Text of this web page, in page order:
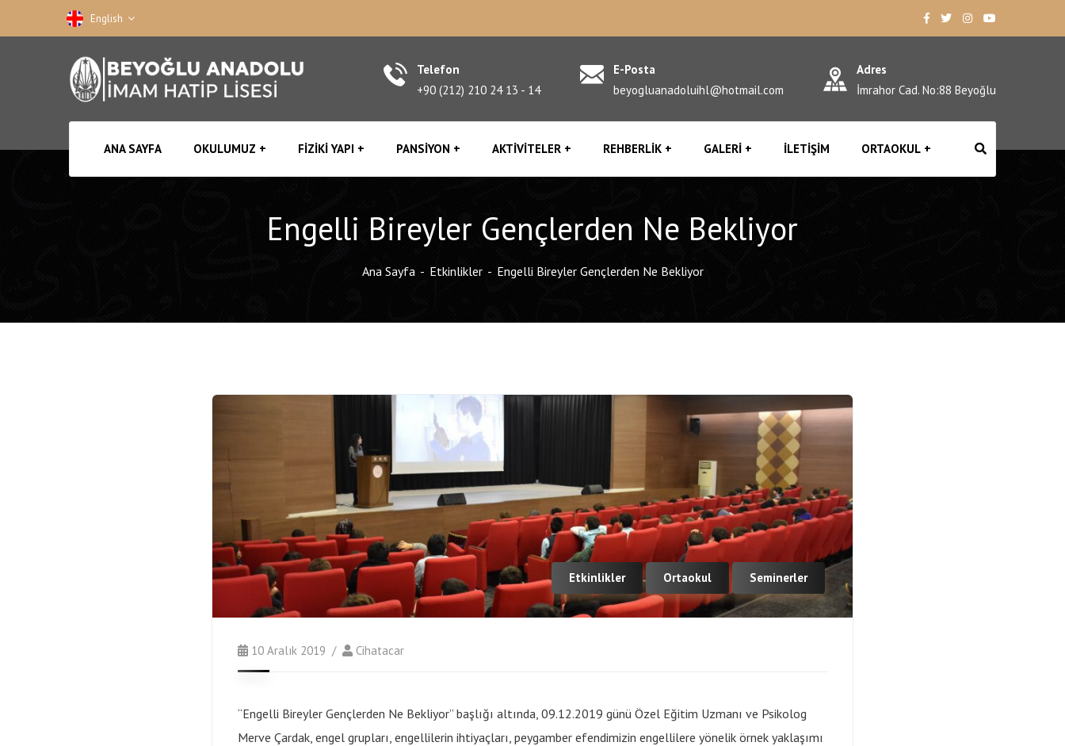
English
Telefon
+90 (212) 210 24 13 - 14
E-Posta
beyogluanadoluihl@hotmail.com
Adres
İmrahor Cad. No:88 Beyoğlu
ANA SAYFA OKULUMUZ FIZIKI YAPI PANSIYON AKTIVITELER REHBERLIK GALERI İLETIŞIM ORTAOKUL
Engelli Bireyler Gençlerden Ne Bekliyor
Ana Sayfa Etkinlikler Engelli Bireyler Gençlerden Ne Bekliyor
Etkinlikler Ortaokul Seminerler
10 Aralık 2019 Cihatacar
“Engelli Bireyler Gençlerden Ne Bekliyor” başlığı altında, 09.12.2019 günü Özel Eğitim Uzmanı ve Psikolog
Merve Çardak, engel grupları, engellilerin ihtiyaçları, peygamber efendimizin engellilere yönelik örnek yaklaşımı